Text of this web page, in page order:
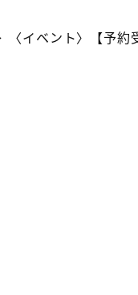
〈イベント〉【予